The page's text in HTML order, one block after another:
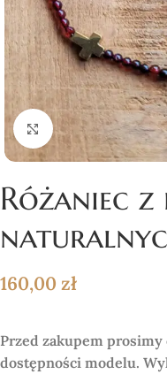
Click to enlarge
Różaniec z
160,00 zł
Przed zakupem
dostępności modelu.